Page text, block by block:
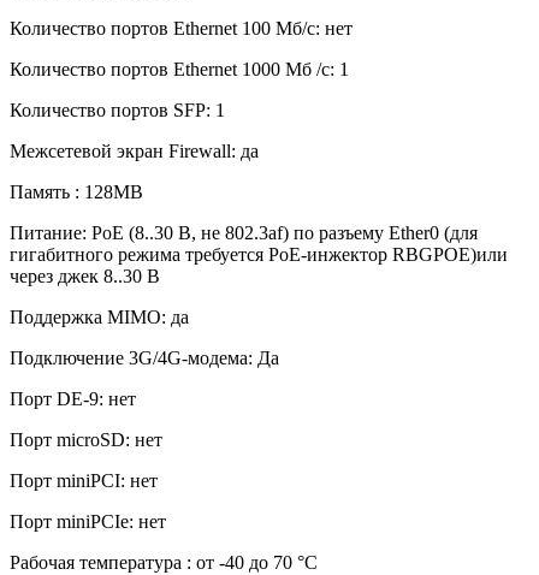
Количество портов Ethernet 100 Мб/с: нет
Количество портов Ethernet 1000 Мб /с: 1
Количество портов SFP: 1
Межсетевой экран Firewall: да
Память : 128МВ
Питание: PoE (8..30 В, не 802.3af) по разъему Ether0 (для
гигабитного режима требуется PoE-инжектор RBGPOE)или
через джек 8..30 В
Поддержка MIMO: да
Подключение 3G/4G-модема: Да
Порт DE-9: нет
Порт microSD: нет
Порт miniPCI: нет
Порт miniPCIe: нет
Рабочая температура : от -40 до 70 °С